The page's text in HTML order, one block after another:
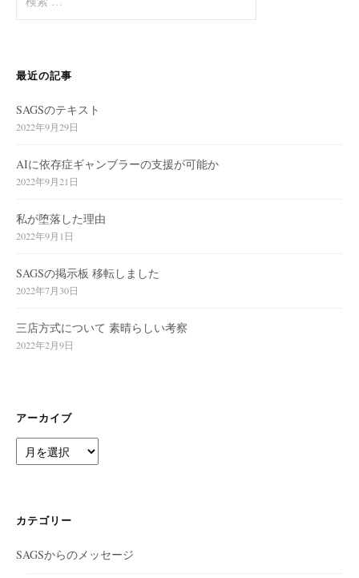
索
最近の記事
SAGSのテキスト
2022年9月29日
AIに依存症ギャンブラーの支援が可能か
2022年9月21日
私が堕落した理由
2022年9月1日
SAGSの掲示板 移転しました
2022年7月30日
三店方式について 素晴らしい考察
2022年2月9日
アーカイブ
ー
ブ
カテゴリー
SAGSからのメッセージ